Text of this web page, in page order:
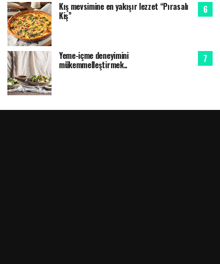
Kış mevsimine en yakışır lezzet “Pırasalı
Kiş”
Yeme-içme deneyimini
mükemmelleştirmek..